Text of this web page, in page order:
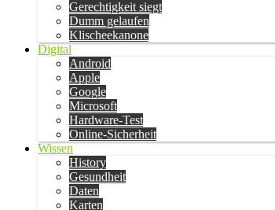
Gerechtigkeit siegt
Dumm gelaufen
Klischeekanone
Digital
Android
Apple
Google
Microsoft
Hardware-Test
Online-Sicherheit
Wissen
History
Gesundheit
Daten
Karten